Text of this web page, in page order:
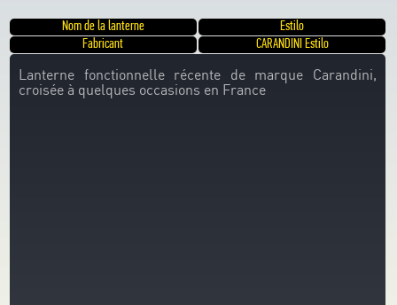
Nom de la lanterne
Estilo
Fabricant
CARANDINI Estilo
Lanterne fonctionnelle récente de marque Carandini,
croisée à quelques occasions en France